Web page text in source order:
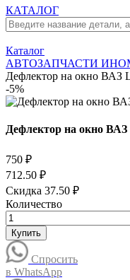
КАТАЛОГ
Каталог
АВТОЗАПЧАСТИ
Дефлектор на окно ВАЗ
-5%
Дефлектор на окно
750 ₽
712.50 ₽
Скидка 37.50 ₽
Количество
Купить
Спросить
в WhatsApp